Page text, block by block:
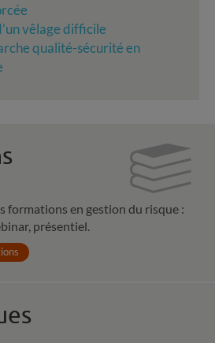
vêlage difficile
qualité-sécurité en
formations en gestion du risque :
présentiel.